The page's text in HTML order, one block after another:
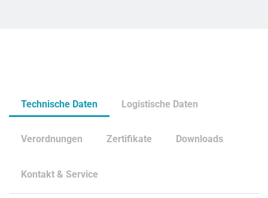
Technische Daten Logistische Daten
Verordnungen Zertifikate Downloads
Kontakt & Service